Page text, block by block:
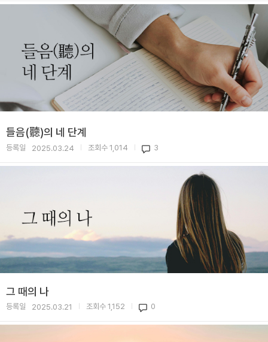
들음(聽)의 네 단계
등록일 2025.03.24 조회수 1,014 3
그 때의 나
등록일 2025.03.21 조회수 1,152 0